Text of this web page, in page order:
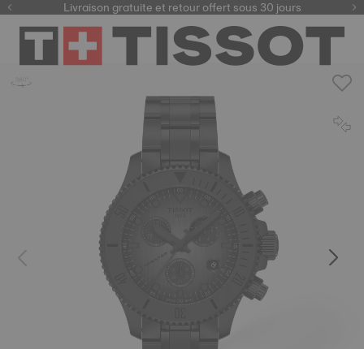
Livraison gratuite et retour offert sous 30 jours